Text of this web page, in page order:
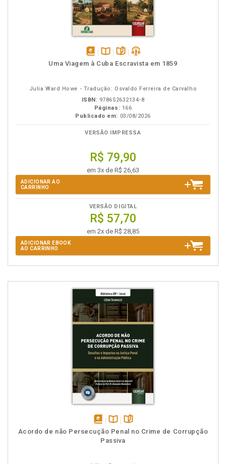
disponívelDisponível
páginaspodcast
Uma Viagem à Cuba Escravista em 1859
Julia Ward Howe - Tradução: Osvaldo Ferreira de Carvalho
ISBN: 978652632134-8
Páginas: 166
Publicado em: 03/08/2026
VERSÃO IMPRESSA
R$ 79,90
em 3x de R$ 26,63
ADICIONAR AO
CARRINHO
VERSÃO DIGITAL
R$ 57,70
em 2x de R$ 28,85
ADICIONAR EBOOK
AO CARRINHO
disponível
em
Disponível
na
páginas
Acordo de não Persecução Penal no Crime de Corrupção
Passiva